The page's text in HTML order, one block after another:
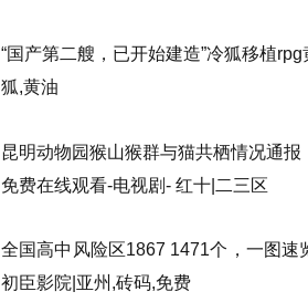
“国产第二艘，已开始建造”冷狐移植
狐,黄油
昆明动物园猴山猴群与猫共栖情况通
免费在线观看-电视剧- 红十|二三区
全国高中风险区1867 1471个，一图
初臣影院|亚州,砖码,免费